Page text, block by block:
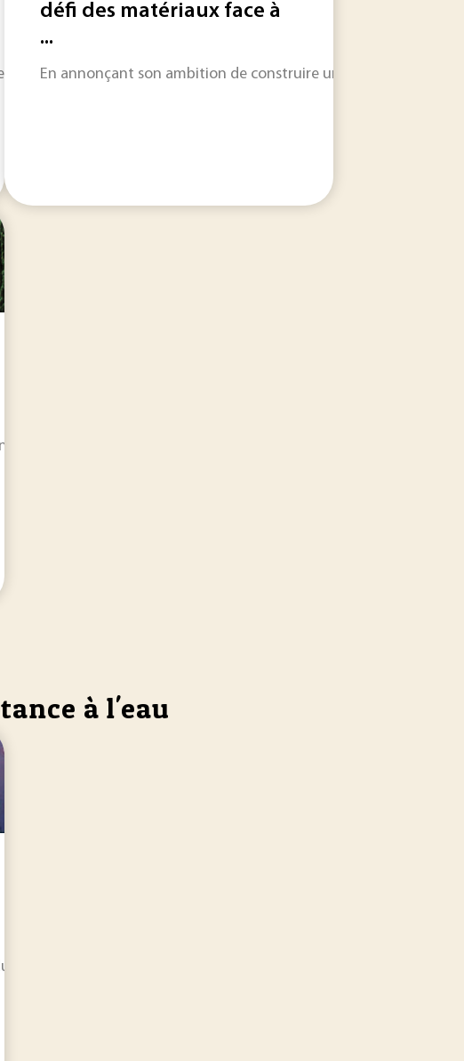
ne se pose pas en termes de tout ou rien. Il n’y...
plastiques se trouvent souvent dégradées en raison du
défi des matériaux face à
...
En annonçant son ambition de construire une ville autonome
santé, la faune, la flore, mais aussi sur l’économie. Au-delà...
qui offrent aux entreprises un espace pour stocker leurs données
à l'eau
et des radionucléides ?
française.